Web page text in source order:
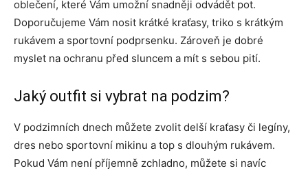
oblečení, které Vám umožní snadněji odvádět pot.
Doporučujeme Vám nosit krátké kraťasy, triko s krátkým
rukávem a sportovní podprsenku. Zároveň je dobré
myslet na ochranu před sluncem a mít s sebou pití.
Jaký outfit si vybrat na podzim?
V podzimních dnech můžete zvolit delší kraťasy či legíny,
dres nebo sportovní mikinu a top s dlouhým rukávem.
Pokud Vám není příjemně zchladno, můžete si navíc